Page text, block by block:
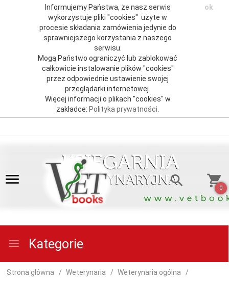
Informujemy Państwa, że nasz serwis
wykorzystuje pliki "cookies" użyte w
procesie składania zamówienia jedynie do
sprawniejszego korzystania z naszego
serwisu.
Mogą Państwo ograniczyć lub zablokować
całkowicie instalowanie plików "cookies"
przez odpowiednie ustawienie swojej
przeglądarki internetowej.
Więcej informacji o plikach "cookies" w
zakładce: Polityka prywatności.
ok
0
Kategorie
Strona główna Weterynaria Weterynaria ogólna